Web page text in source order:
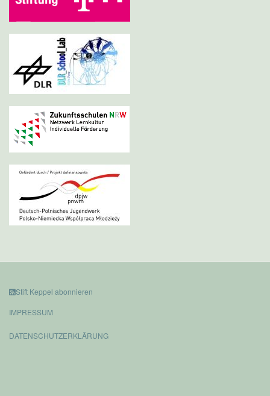
Stift Keppel abonnieren
IMPRESSUM
DATENSCHUTZERKLÄRUNG